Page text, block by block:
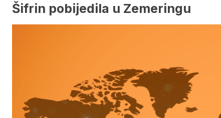
Šifrin pobijedila u Zemeringu